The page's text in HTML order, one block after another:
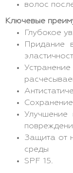
волос
Ключевые
Глубокое
Придание
Улучшение
Защита от
среды
SPF 15.